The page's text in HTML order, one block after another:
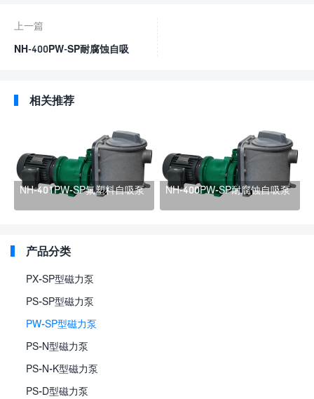
上一篇
NH-400PW-SP耐腐蚀自吸
相关推荐
NH-401PW-SP氟塑料自吸泵 NH-400PW-SP耐腐蚀自吸泵
产品分类
PX-SP型磁力泵
PS-SP型磁力泵
PW-SP型磁力泵
PS-N型磁力泵
PS-N-K型磁力泵
PS-D型磁力泵